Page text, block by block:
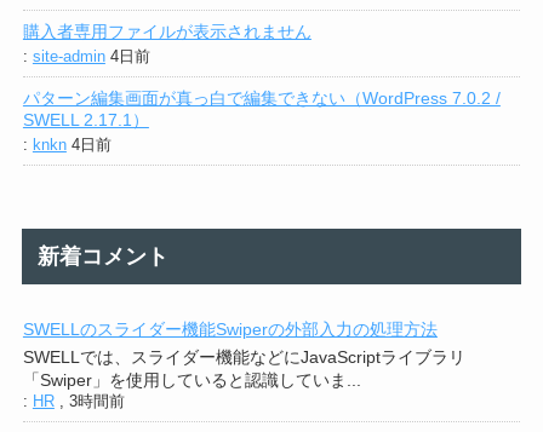
購入者専用ファイルが表示されません
: site-admin 4日前
パターン編集画面が真っ白で編集できない（WordPress 7.0.2 /
SWELL 2.17.1）
: knkn 4日前
新着コメント
SWELLのスライダー機能Swiperの外部入力の処理方法
SWELLでは、スライダー機能などにJavaScriptライブラリ
「Swiper」を使用していると認識していま...
: HR, 3時間前